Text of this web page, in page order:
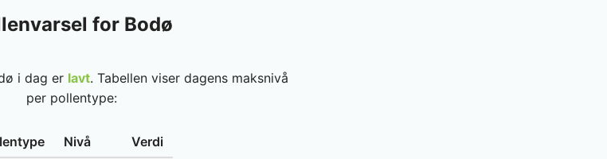
for Bodø
i dag er lavt. Tabellen viser dagens maksnivå
per pollentype:
Nivå
Verdi